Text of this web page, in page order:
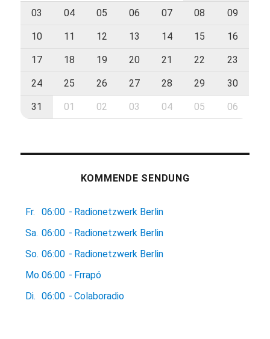
03 04 05 06 07 08 09
10 11 12 13 14 15 16
17 18 19 20 21 22 23
24 25 26 27 28 29 30
31 01 02 03 04 05 06
KOMMENDE SENDUNG
Fr. 06:00 - Radionetzwerk Berlin
Sa. 06:00 - Radionetzwerk Berlin
So. 06:00 - Radionetzwerk Berlin
Mo.06:00 - Frrapó
Di.
06:00 - Colaboradio